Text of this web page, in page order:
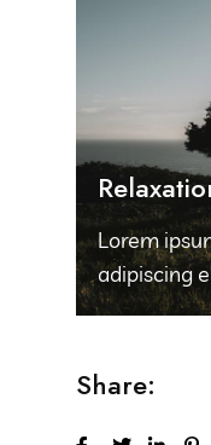
Lorem
adipiscing
Share: